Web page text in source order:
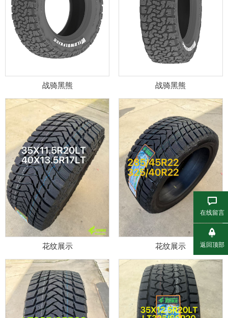
战骑黑熊 战骑黑熊
花纹展示 花纹展示
在线留言
返回顶部